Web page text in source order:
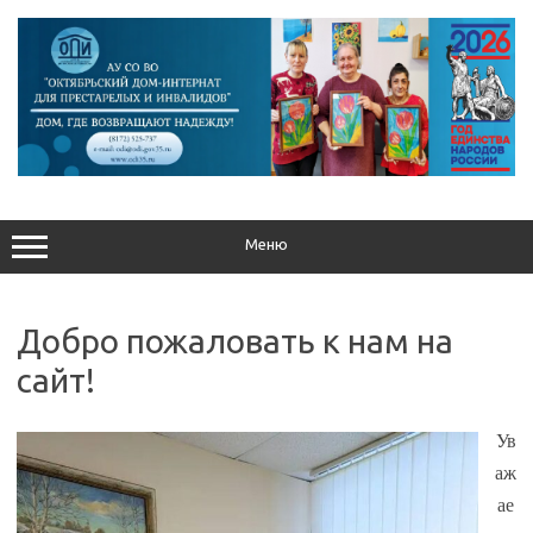
содержимому
Меню
Добро пожаловать к нам на
сайт!
Ув
аж
ае